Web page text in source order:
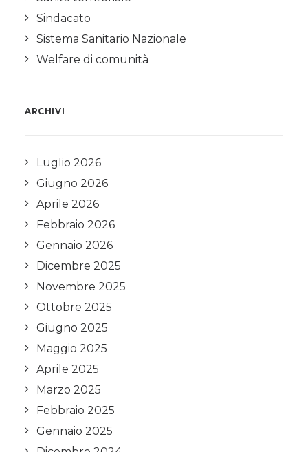
Sindacato
Sistema Sanitario Nazionale
Welfare di comunità
ARCHIVI
Luglio 2026
Giugno 2026
Aprile 2026
Febbraio 2026
Gennaio 2026
Dicembre 2025
Novembre 2025
Ottobre 2025
Giugno 2025
Maggio 2025
Aprile 2025
Marzo 2025
Febbraio 2025
Gennaio 2025